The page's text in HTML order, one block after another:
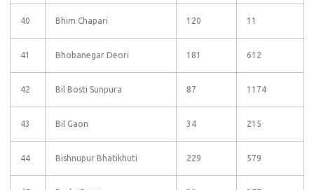
40 Bhim Chapari 120 11
41 Bhobanegar Deori 181 612
42 Bil Bosti Sunpura 87 1174
43 Bil Gaon 34 215
44 Bishnupur Bhatikhuti 229 579